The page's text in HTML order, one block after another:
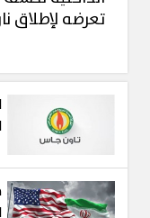
تعرضه لإطلاق